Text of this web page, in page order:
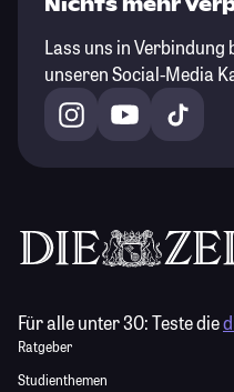
Nichts mehr
Lass uns in Verbindung
unseren Social-Media
Für alle unter 30:Teste die
Ratgeber
Studienthemen